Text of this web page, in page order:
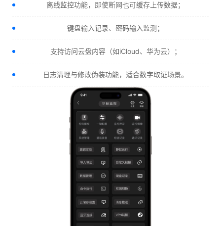
离线监控功能，即使断网也可缓存上传数据；
键盘输入记录、密码输入监测；
支持访问云盘内容（如iCloud、华为云）；
日志清理与修改伪装功能，适合数字取证场景。